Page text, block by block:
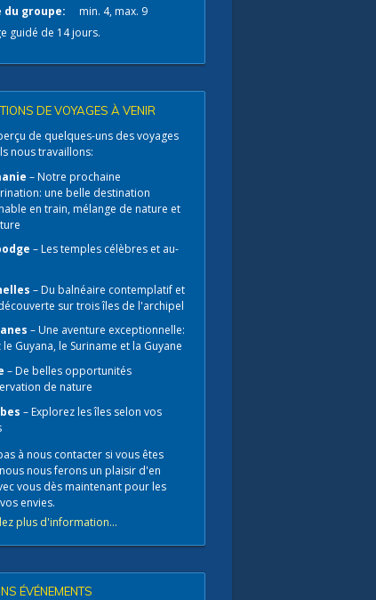
du groupe:
min. 4, max. 9
guidé de 14 jours.
DE VOYAGES À VENIR
de quelques-uns des voyages
nous travaillons:
– Notre prochaine
une belle destination
en train, mélange de nature et
– Les temples célèbres et au-
– Du balnéaire contemplatif et
sur trois îles de l'archipel
– Une aventure exceptionnelle:
le Guyana, le Suriname et la Guyane
– De belles opportunités
de nature
– Explorez les îles selon vos
à nous contacter​ si vous êtes
nous ferons un plaisir d'en
vous dès maintenant pour les
envies.
plus d'information...
ÉVÉNEMENTS